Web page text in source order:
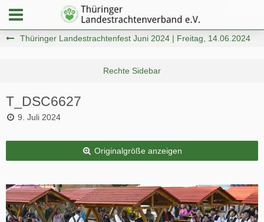
Thüringer Landestrachtenfest Juni 2024 | Freitag, 14.06.2024
T_DSC6627
9. Juli 2024
Originalgröße anzeigen